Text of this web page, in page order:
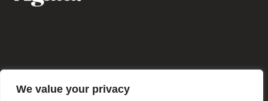
We value your privacy
Regulamin sklepu